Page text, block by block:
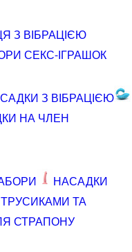
З ВІБРАЦІЄЮ
СЕКС-ІГРАШОК
З ВІБРАЦІЄЮ
НА ЧЛЕН
НАСАДКИ
ТА
СТРАПОНУ